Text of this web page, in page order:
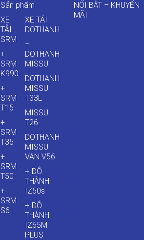
Sản phẩm
XE
TẢI
SRM
+
SRM
K990
+
SRM
T15
+
SRM
T35
+
SRM
T50
+
SRM
S6
XE TẢI
DOTHANH
–
DOTHANH
MISSU
DOTHANH
MISSU
T33L
MISSU
T26
DOTHANH
MISSU
VAN V56
+ ĐÔ
THÀNH
IZ50s
+ ĐÔ
THÀNH
IZ65M
PLUS
NỔI BẬT – KHUYẾN
MÃI